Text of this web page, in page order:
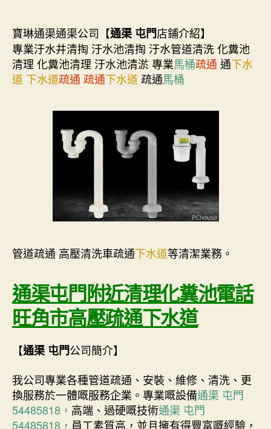
寶琳通渠通渠公司【通渠 屯門店鋪介紹】
專業汙水井清掏 汙水池清掏 汙水管道清洗 化糞池
清理 化糞池清理 汙水池清淤 專業馬桶疏通 通下水
道 下水道疏通 疏通下水道 疏通馬桶
管道疏通 高壓清洗車疏通下水道等清潔業務。
通渠屯門附近清理化糞池電話
旺角市高壓疏通下水道
【通渠 屯門公司簡介】
我公司專業各種管道疏通、安裝、維修、清洗、更
換服務於一體嘅服務企業。專業嘅設備通渠 屯門
54485818， 高端、過硬嘅技術通渠 屯門
54485818， 員工素質高，並且擁有得豐富嘅經驗，